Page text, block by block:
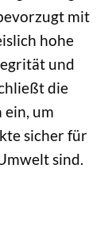
mit
hohe
und
die
ein, um
sicher für
sind.